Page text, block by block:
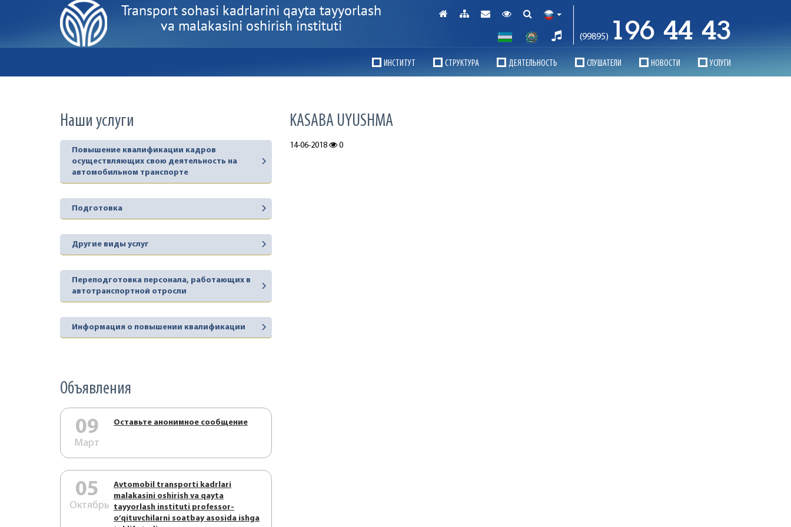
Transport sohasi kadrlarini qayta tayyorlash
va malakasini oshirish instituti
(99895) 196 44 43
ИНСТИТУТ СТРУКТУРА ДЕЯТЕЛЬНОСТЬ СЛУШАТЕЛИ НОВОСТИ УСЛУГИ
Наши услуги
Повышение квалификации кадров
осуществляющих свою деятельность на
автомобильном транспорте
Подготовка
Другие виды услуг
Переподготовка персонала, работающих в
автотранспортной отросли
Информация о повышении квалификации
Объявления
09
Март
Оставьте анонимное сообщение
05
Октябрь
Аvtоmоbil trаnspоrti kаdrlаri
mаlаkаsini оshirish vа qаytа
tаyyorlаsh instituti prоfеssоr-
o’qituvchilаrni sоаtbаy аsоsidа ishgа
KASABA UYUSHMA
14-06-2018 0